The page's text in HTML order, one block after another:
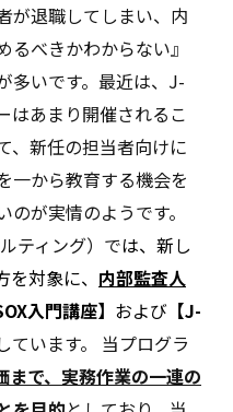
が退職してしまい、内
べきかわからない』
多いです。最近は、J-
はあまり開催されるこ
、新任の担当者向けに
一から教育する機会を
が実情のようです。
ティング）では、新し
対象に、 内部監査人
入門講座】 および 【J-
ています。 当プログラ
まで、実務作業の一連の